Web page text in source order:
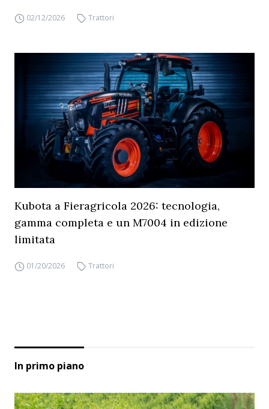
02/12/2026 Trattori
Kubota a Fieragricola 2026: tecnologia,
gamma completa e un M7004 in edizione
limitata
01/20/2026 Trattori
In primo piano